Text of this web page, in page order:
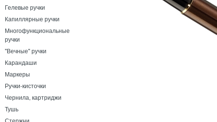
Гелевые ручки
Капиллярные ручки
Многофункциональные
ручки
"Вечные" ручки
Карандаши
Маркеры
Ручки-кисточки
Чернила, картриджи
Тушь
Стержни